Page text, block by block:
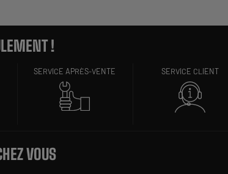
!
SERVICE APRÈS-VENTE SERVICE CLIENT
VOUS